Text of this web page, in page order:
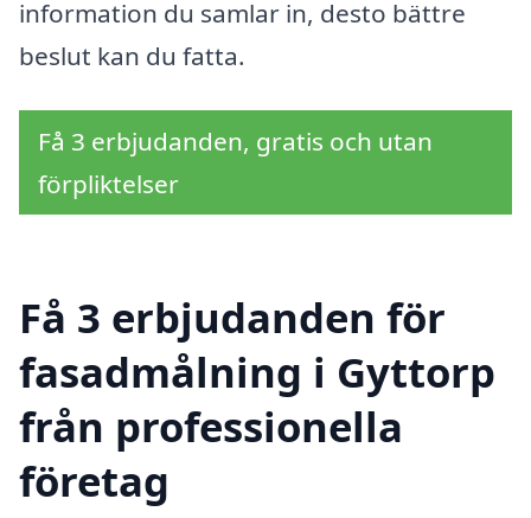
information du samlar in, desto bättre
beslut kan du fatta.
Få 3 erbjudanden, gratis och utan
förpliktelser
Få 3 erbjudanden för
fasadmålning i Gyttorp
från professionella
företag